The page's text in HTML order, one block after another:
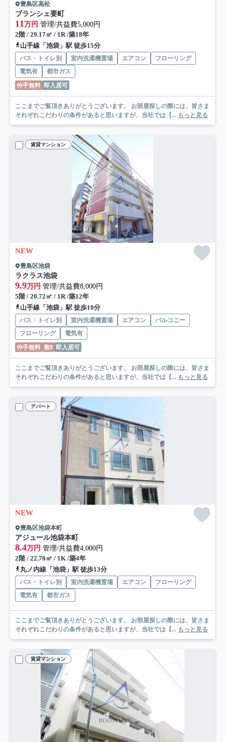
豊島区高松
ブランシェ要町
11万円 管理/共益費5,000円
2階 / 29.17㎡ / 1R /築18年
山手線「池袋」駅 徒歩15分
バス・トイレ別 室内洗濯機置場 エアコン
フローリング
電気有
都市ガス
仲手無料 即入居可
ここまでご覧頂きありがとうございます。 お部屋探しの際には、皆さま
それぞれこだわりの条件があると思いますが、当社では【... もっと見る
賃貸マンション
NEW
豊島区池袋
ラクラス池袋
9.9万円 管理/共益費8,000円
5階 / 20.72㎡ / 1R /築12年
山手線「池袋」駅 徒歩10分
バス・トイレ別 室内洗濯機置場 エアコン
バルコニー
フローリング
電気有
仲手無料 敷0 即入居可
ここまでご覧頂きありがとうございます。 お部屋探しの際には、皆さま
それぞれこだわりの条件があると思いますが、当社では【... もっと見る
アパート
NEW
豊島区池袋本町
アジュール池袋本町
8.4万円 管理/共益費4,000円
2階 / 22.70㎡ / 1K /築4年
丸ノ内線「池袋」駅 徒歩13分
バス・トイレ別 室内洗濯機置場 エアコン
フローリング
電気有
都市ガス
ここまでご覧頂きありがとうございます。 お部屋探しの際には、皆さま
それぞれこだわりの条件があると思いますが、当社では【... もっと見る
賃貸マンション